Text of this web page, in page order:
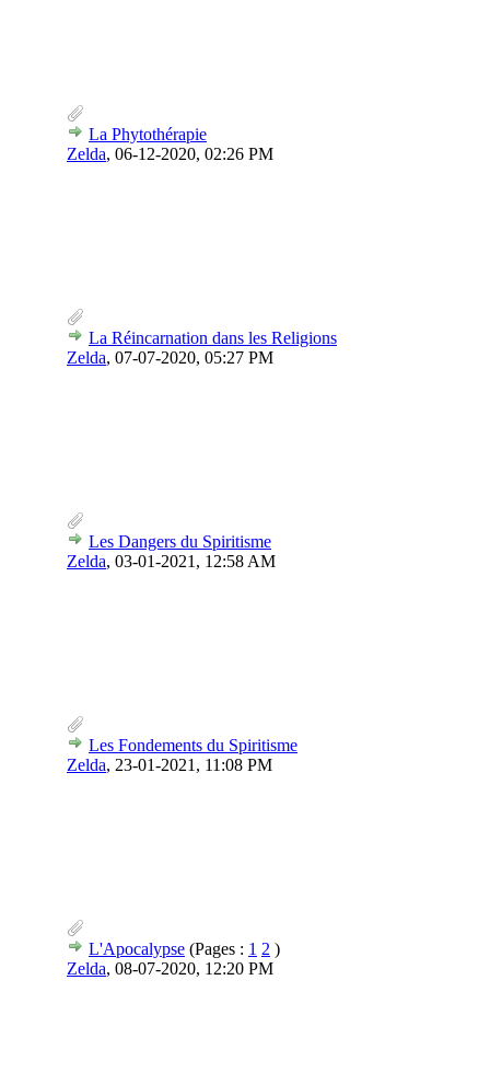
La Phytothérapie
Zelda, 06-12-2020, 02:26 PM
La Réincarnation dans les Religions
Zelda, 07-07-2020, 05:27 PM
Les Dangers du Spiritisme
Zelda, 03-01-2021, 12:58 AM
Les Fondements du Spiritisme
Zelda, 23-01-2021, 11:08 PM
L'Apocalypse (Pages : 1 2 )
Zelda, 08-07-2020, 12:20 PM